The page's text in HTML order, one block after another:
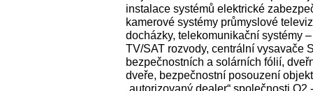
instalace systémů elektrické
kamerové systémy průmyslové
docházky, telekomunikační systémy
TV/SAT rozvody, centrální vysavače
bezpečnostních a solárních fólií,
dveře, bezpečnostní posouzení
„autorizovaný dealer“ společnosti